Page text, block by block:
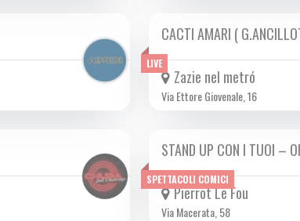
LIVE
MAR 17/10 2023
CACTI AMARI (
Zazie nel metró
Via Ettore Giovenale, 16
SPETTACOLI COMICI
DA MAR 19/09 A MAR 31/10
STAND UP CON I TUOI –
Pierrot Le Fou
Via Macerata, 58